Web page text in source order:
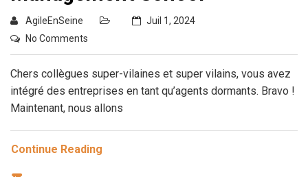
AgileEnSeine
Juil 1, 2024
No Comments
Chers collègues super-vilaines et super vilains, vous avez
intégré des entreprises en tant qu’agents dormants. Bravo !
Maintenant, nous allons
Continue Reading